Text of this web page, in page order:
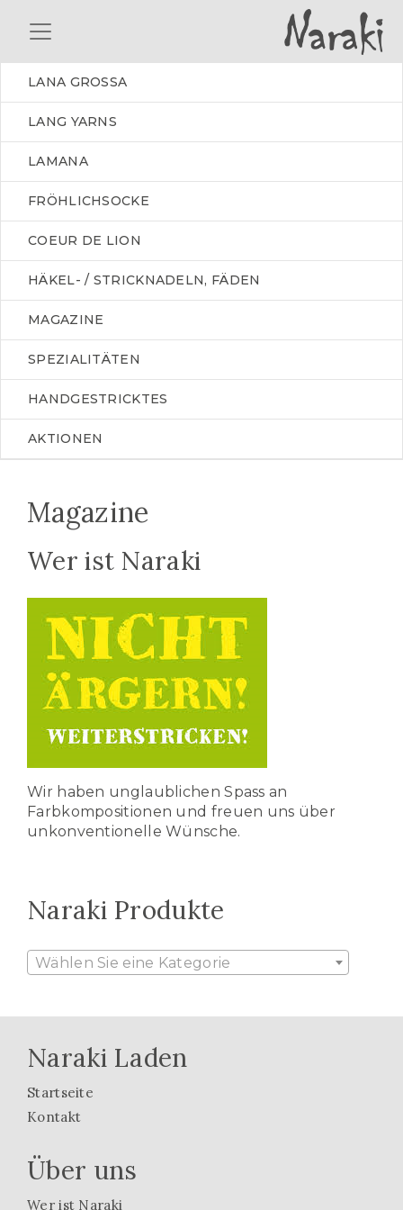
LANA GROSSA
LANG YARNS
LAMANA
FRÖHLICHSOCKE
COEUR DE LION
HÄKEL- / STRICKNADELN, FÄDEN
MAGAZINE
SPEZIALITÄTEN
HANDGESTRICKTES
AKTIONEN
Magazine
Wer ist Naraki
Wir haben unglaublichen Spass an
Farbkompositionen und freuen uns über
unkonventionelle Wünsche.
Naraki Produkte
Wählen Sie eine Kategorie
Naraki Laden
Startseite
Kontakt
Über uns
Wer ist Naraki